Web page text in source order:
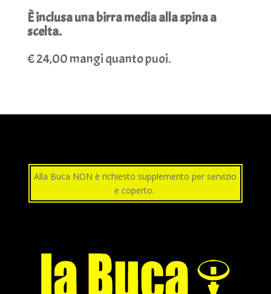
È inclusa una birra media alla spina a
scelta.
€ 24,00 mangi quanto puoi.
Alla Buca NON è richiesto supplemento per servizio
e coperto.